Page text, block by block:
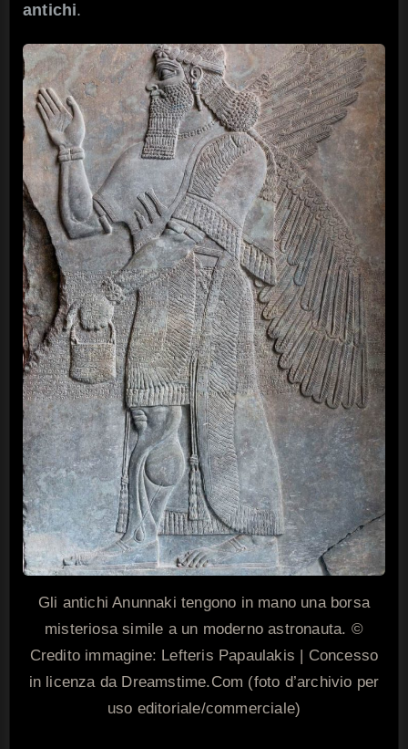
antichi.
Gli antichi Anunnaki tengono in mano una borsa
misteriosa simile a un moderno astronauta. ©
Credito immagine: Lefteris Papaulakis | Concesso
in licenza da Dreamstime.Com (foto d’archivio per
uso editoriale/commerciale)